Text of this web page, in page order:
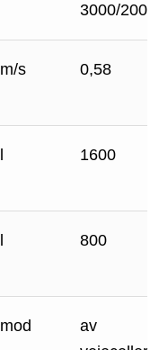
3000/2000
m/s 0,58
1600
800
mod
av